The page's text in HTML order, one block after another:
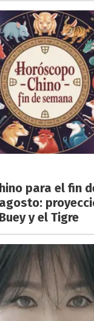
para el fin
y el Tigre